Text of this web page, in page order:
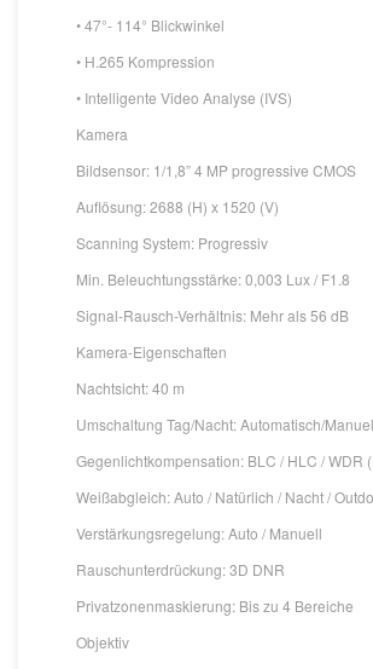
• 47°- 114° Blickwinkel
• H.265 Kompression
• Intelligente Video Analyse (IVS)
Kamera
Bildsensor: 1/1,8” 4 MP progressive CMOS
Auflösung: 2688 (H) x 1520 (V)
Scanning System: Progressiv
Min. Beleuchtungsstärke: 0,003 Lux / F1.8
Signal-Rausch-Verhältnis: Mehr als 56 dB
Kamera-Eigenschaften
Nachtsicht: 40 m
Umschaltung Tag/Nacht: Automatisch/
Gegenlichtkompensation: BLC / HLC / WDR
Weißabgleich: Auto / Natürlich / Nacht /
Verstärkungsregelung: Auto / Manuell
Rauschunterdrückung: 3D DNR
Privatzonenmaskierung: Bis zu 4 Bereiche
Objektiv